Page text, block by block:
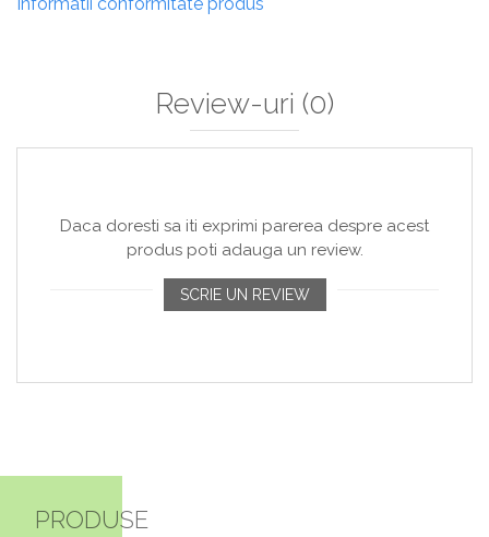
Review-uri (0)
Daca doresti sa iti exprimi parerea despre acest
produs poti adauga un review.
SCRIE UN REVIEW
PRODUSE